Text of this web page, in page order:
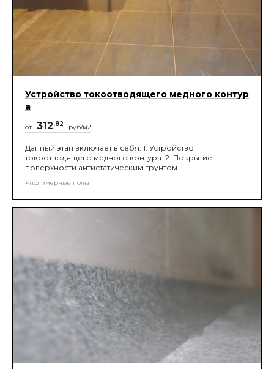
Устройство токоотводящего медного контур
а
от 312.82 руб/м2
Данный этап включает в себя: 1. Устройство
токоотводящего медного контура. 2. Покрытие
поверхности антистатическим грунтом.
#полимерные полы